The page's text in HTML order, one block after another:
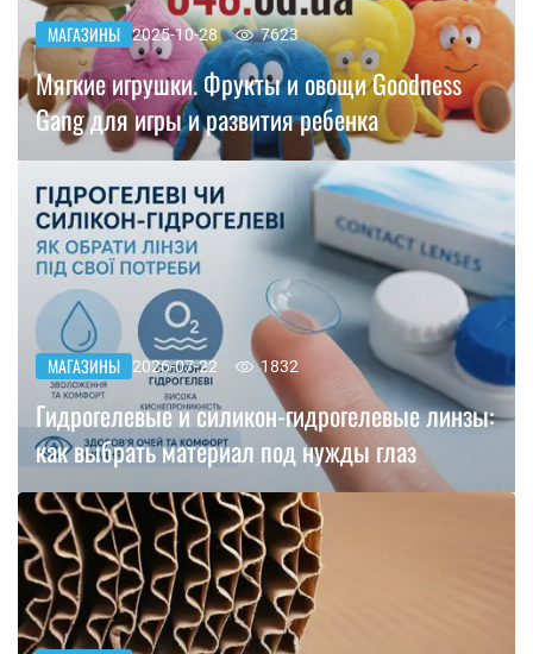
МАГАЗИНЫ 2025-10-28 7623
Мягкие игрушки. Фрукты и овощи Goodness
Gang для игры и развития ребенка
МАГАЗИНЫ 2026-07-22 1832
Гидрогелевые и силикон-гидрогелевые линзы:
как выбрать материал под нужды глаз